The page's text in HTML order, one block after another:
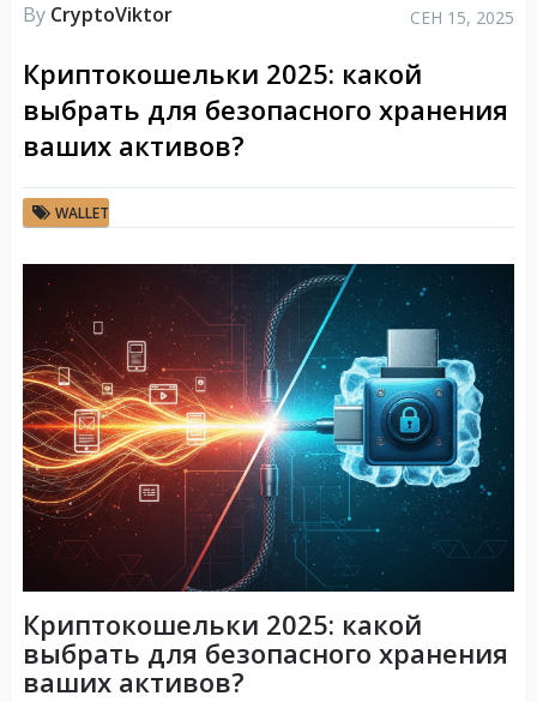
By CryptoViktor СЕН 15, 2025
Криптокошельки 2025: какой
выбрать для безопасного хранения
ваших активов?
WALLET
Криптокошельки 2025: какой
выбрать для безопасного хранения
ваших активов?